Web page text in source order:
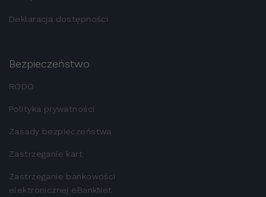
Deklaracja dostępności
Bezpieczeństwo
RODO
Polityka prywatności
Zasady bezpieczeństwa
Zastrzeganie kart
Zastrzeganie bankowości
elektronicznej eBankNet